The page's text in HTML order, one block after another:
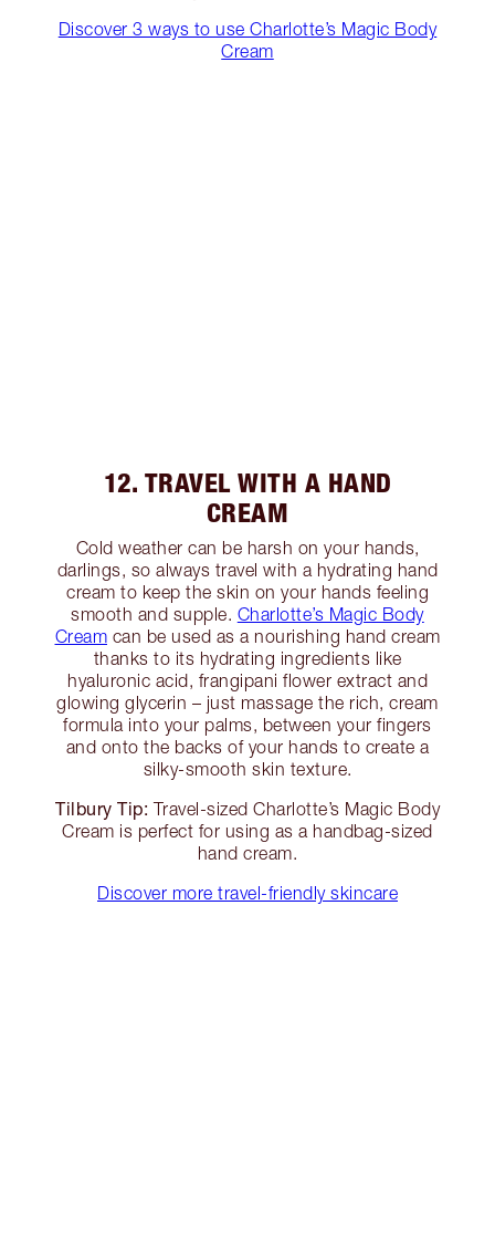
Discover 3 ways to use Charlotte’s Magic Body
Cream
12. TRAVEL WITH A HAND
CREAM
Cold weather can be harsh on your hands,
darlings, so always travel with a hydrating hand
cream to keep the skin on your hands feeling
smooth and supple. Charlotte’s Magic Body
Cream can be used as a nourishing hand cream
thanks to its hydrating ingredients like
hyaluronic acid, frangipani flower extract and
glowing glycerin – just massage the rich, cream
formula into your palms, between your fingers
and onto the backs of your hands to create a
silky-smooth skin texture.
Tilbury Tip: Travel-sized Charlotte’s Magic Body
Cream is perfect for using as a handbag-sized
hand cream.
Discover more travel-friendly skincare